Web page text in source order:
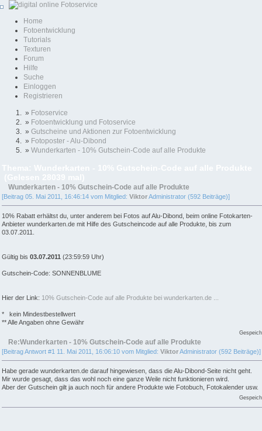
Home
Fotoentwicklung
Tutorials
Texturen
Forum
Hilfe
Suche
Einloggen
Registrieren
» Fotoservice
» Fotoentwicklung und Fotoservice
» Gutscheine und Aktionen zur Fotoentwicklung
» Fotoposter - Alu-Dibond
» Wunderkarten - 10% Gutschein-Code auf alle Produkte
Wunderkarten - 10% Gutschein-Code auf alle Produkte
[Beitrag 05. Mai 2011, 16:46:14 vom Mitglied: ViktorAdministrator (592 Beiträge)]
10% Rabatt erhältst du, unter anderem bei Fotos auf Alu-Dibond, beim online Fotokarten-
Anbieter wunderkarten.de mit Hilfe des Gutscheincode auf alle Produkte, bis zum
03.07.2011.
Gültig bis 03.07.2011 (23:59:59 Uhr)
Gutschein-Code: SONNENBLUME
Hier der Link: 10% Gutschein-Code auf alle Produkte bei wunderkarten.de ...
* kein Mindestbestellwert
** Alle Angaben ohne Gewähr
Re:Wunderkarten - 10% Gutschein-Code auf alle Produkte
[Beitrag Antwort #1 11. Mai 2011, 16:06:10 vom Mitglied: ViktorAdministrator (592 Beiträge)]
Habe gerade wunderkarten.de darauf hingewiesen, dass die Alu-Dibond-Seite nicht geht.
Mir wurde gesagt, dass das wohl noch eine ganze Weile nicht funktionieren wird.
Aber der Gutschein gilt ja auch noch für andere Produkte wie Fotobuch, Fotokalender usw.